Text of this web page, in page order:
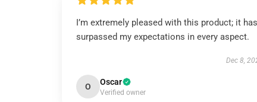
I’m extremely pleased with this product; it has
surpassed my expectations in every aspect.
Dec 8,
O Oscar
Verified owner